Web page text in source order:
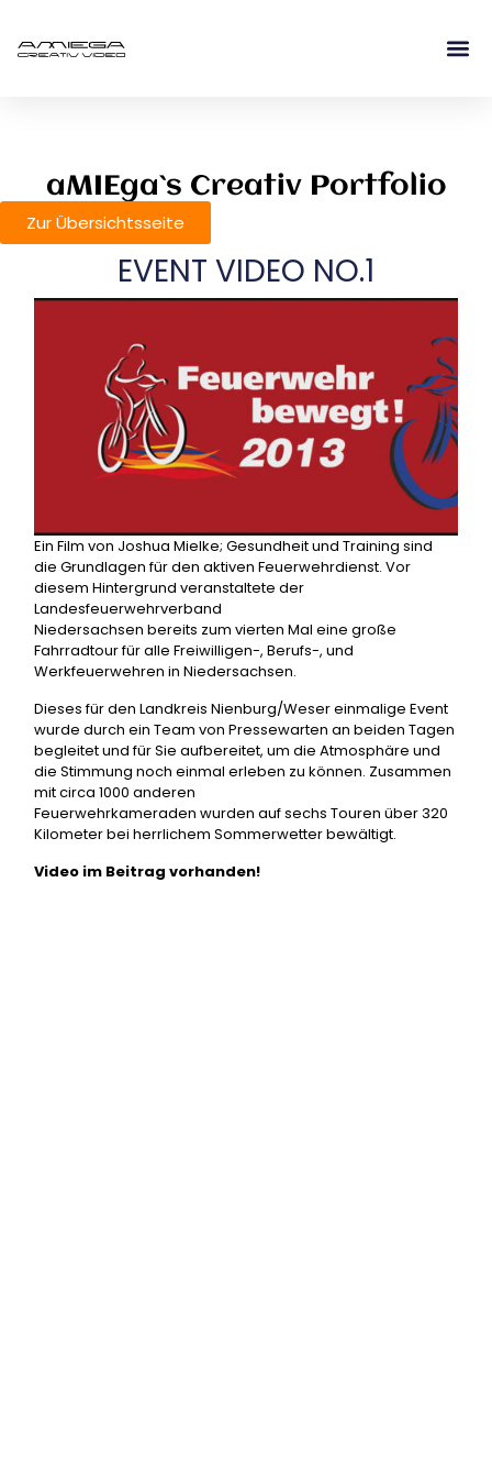
aMIEga`s Creativ Portfolio
Zur Übersichtsseite
EVENT VIDEO NO.1
Ein Film von Joshua Mielke; Gesundheit und Training sind
die Grundlagen für den aktiven Feuerwehrdienst. Vor
diesem Hintergrund veranstaltete der
Landesfeuerwehrverband
Niedersachsen bereits zum vierten Mal eine große
Fahrradtour für alle Freiwilligen-, Berufs-, und
Werkfeuerwehren in Niedersachsen.
Dieses für den Landkreis Nienburg/Weser einmalige Event
wurde durch ein Team von Pressewarten an beiden Tagen
begleitet und für Sie aufbereitet, um die Atmosphäre und
die Stimmung noch einmal erleben zu können. Zusammen
mit circa 1000 anderen
Feuerwehrkameraden wurden auf sechs Touren über 320
Kilometer bei herrlichem Sommerwetter bewältigt.
Video im Beitrag vorhanden!